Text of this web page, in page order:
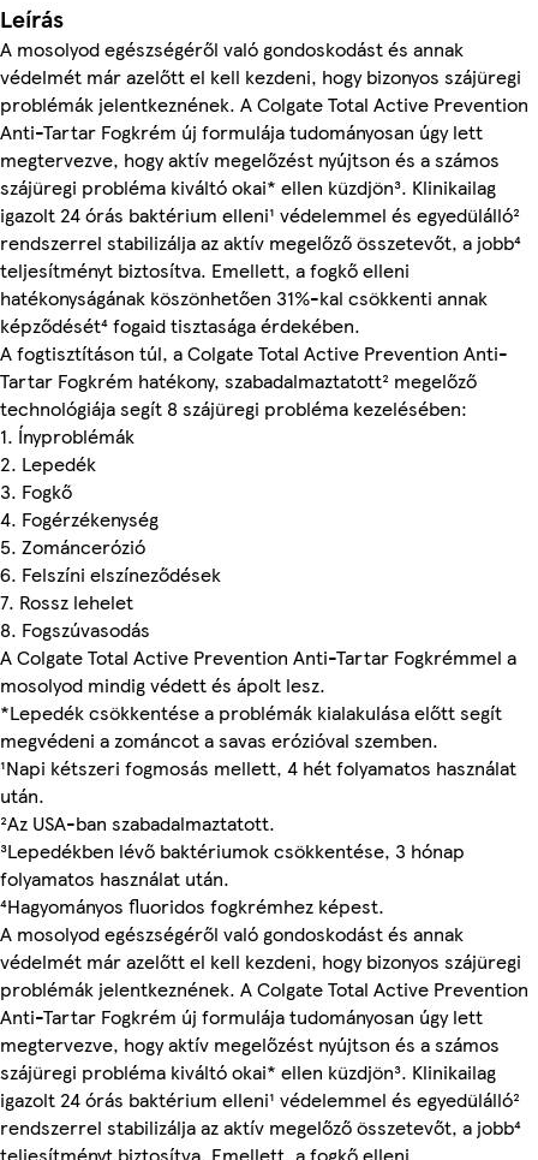
Leírás
A mosolyod egészségéről való gondoskodást és annak
védelmét már azelőtt el kell kezdeni, hogy bizonyos szájüregi
problémák jelentkeznének. A Colgate Total Active Prevention
Anti-Tartar Fogkrém új formulája tudományosan úgy lett
megtervezve, hogy aktív megelőzést nyújtson és a számos
szájüregi probléma kiváltó okai* ellen küzdjön³. Klinikailag
igazolt 24 órás baktérium elleni¹ védelemmel és egyedülálló²
rendszerrel stabilizálja az aktív megelőző összetevőt, a jobb⁴
teljesítményt biztosítva. Emellett, a fogkő elleni
hatékonyságának köszönhetően 31%-kal csökkenti annak
képződését⁴ fogaid tisztasága érdekében.
A fogtisztításon túl, a Colgate Total Active Prevention Anti-
Tartar Fogkrém hatékony, szabadalmaztatott² megelőző
technológiája segít 8 szájüregi probléma kezelésében:
1. Ínyproblémák
2. Lepedék
3. Fogkő
4. Fogérzékenység
5. Zománcerózió
6. Felszíni elszíneződések
7. Rossz lehelet
8. Fogszúvasodás
A Colgate Total Active Prevention Anti-Tartar Fogkrémmel a
mosolyod mindig védett és ápolt lesz.
*Lepedék csökkentése a problémák kialakulása előtt segít
megvédeni a zománcot a savas erózióval szemben.
¹Napi kétszeri fogmosás mellett, 4 hét folyamatos használat
után.
²Az USA-ban szabadalmaztatott.
³Lepedékben lévő baktériumok csökkentése, 3 hónap
folyamatos használat után.
⁴Hagyományos fluoridos fogkrémhez képest.
A mosolyod egészségéről való gondoskodást és annak
védelmét már azelőtt el kell kezdeni, hogy bizonyos szájüregi
problémák jelentkeznének. A Colgate Total Active Prevention
Anti-Tartar Fogkrém új formulája tudományosan úgy lett
megtervezve, hogy aktív megelőzést nyújtson és a számos
szájüregi probléma kiváltó okai* ellen küzdjön³. Klinikailag
igazolt 24 órás baktérium elleni¹ védelemmel és egyedülálló²
rendszerrel stabilizálja az aktív megelőző összetevőt, a jobb⁴
teljesítményt biztosítva. Emellett, a fogkő elleni